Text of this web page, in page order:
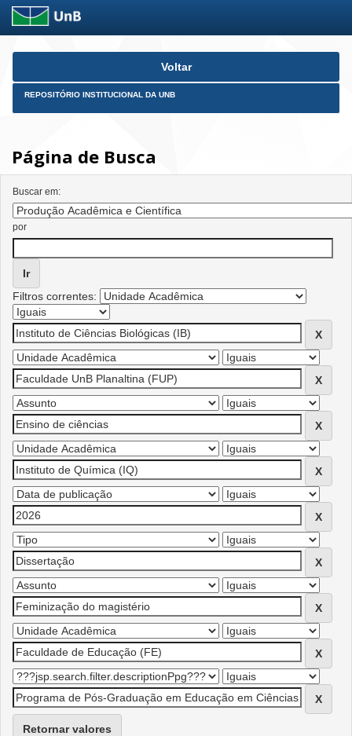
Skip
Voltar
REPOSITÓRIO INSTITUCIONAL DA UNB
Página de Busca
Buscar em:
por
Filtros correntes:
Retornar valores